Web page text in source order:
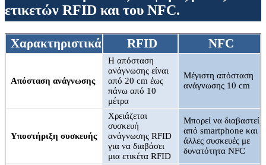
ετικετών RFID και του NFC.
Χαρακτηριστικά RFID NFC
Απόσταση ανάγνωσης
Η απόσταση
ανάγνωσης είναι
από 20 cm έως
πάνω από 10
μέτρα
Μέγιστη απόσταση
ανάγνωσης 10 cm
Υποστήριξη συσκευής
Χρειάζεται
συσκευή
ανάγνωσης RFID
για να διαβάσει
μια ετικέτα RFID
Μπορεί να διαβαστεί
από smartphone και
άλλες συσκευές με
δυνατότητα NFC